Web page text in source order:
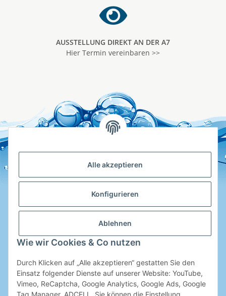
Alle akzeptieren
Konfigurieren
Ablehnen
Wie wir Cookies & Co nutzen
Durch Klicken auf „Alle akzeptieren“ gestatten Sie den
Einsatz folgender Dienste auf unserer Website: YouTube,
Vimeo, ReCaptcha, Google Analytics, Google Ads, Google
Tag Manager, ADCELL. Sie können die Einstellung
AUSSTELLUNG DIREKT AN DER A7
Hier Termin vereinbaren >>
Shop Service
Informationen